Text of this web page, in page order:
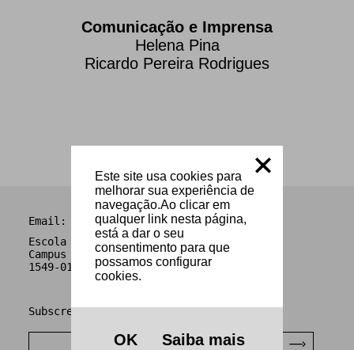
Este site usa cookies para
melhorar sua experiência de
navegação.Ao clicar em
qualquer link nesta página,
está a dar o seu
consentimento para que
possamos configurar
cookies.
OK Saiba mais
Comunicação e Imprensa
Helena Pina
Ricardo Pereira Rodrigues
Email:
info@museudapaisagem.pt
Escola Superior de Comunicação Social
Campus de Benfica do IPL
1549-014 Lisboa
Subscrever Newsletter